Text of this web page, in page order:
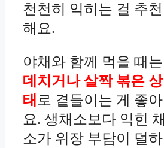
천천히 익히는 걸 추천
해요.
야채와 함께 먹을 때는
데치거나 살짝 볶은 상
태 로 곁들이는 게 좋아
요. 생채소보다 익힌 채
소가 위장 부담이 덜하